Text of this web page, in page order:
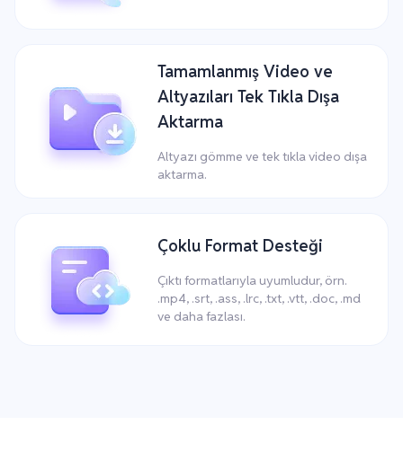
Tamamlanmış Video ve
Altyazıları Tek Tıkla Dışa
Aktarma
Altyazı gömme ve tek tıkla video dışa
aktarma.
Çoklu Format Desteği
Çıktı formatlarıyla uyumludur, örn.
.mp4, .srt, .ass, .lrc, .txt, .vtt, .doc, .md
ve daha fazlası.